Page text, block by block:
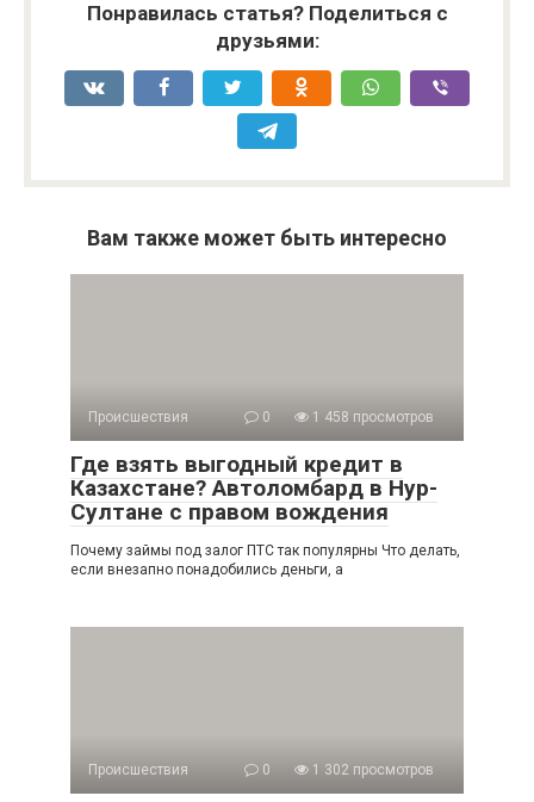
Понравилась статья? Поделиться с
друзьями:
Вам также может быть интересно
Происшествия 0 1 458 просмотров
Где взять выгодный кредит в
Казахстане? Автоломбард в Нур-
Султане с правом вождения
Почему займы под залог ПТС так популярны Что делать,
если внезапно понадобились деньги, а
Происшествия 0 1 302 просмотров